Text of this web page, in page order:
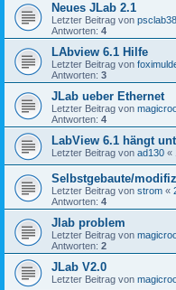
Neues JLab 2.1
Letzter Beitrag von psclab38
Antworten: 4
LAbview 6.1 Hilfe
Letzter Beitrag von
Antworten: 3
JLab ueber Ethernet
Letzter Beitrag von
Antworten: 4
LabView 6.1 hängt
Letzter Beitrag von ad130 «
Selbstgebaute/
Letzter Beitrag von strom «
Antworten: 4
Jlab problem
Letzter Beitrag von
Antworten: 2
JLab V2.0
Letzter Beitrag von